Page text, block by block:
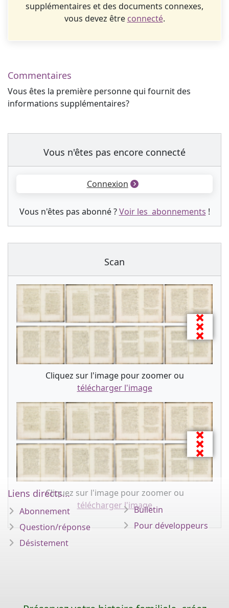
supplémentaires et des documents connexes,
vous devez être connecté.
Commentaires
Vous êtes la première personne qui fournit des
informations supplémentaires?
Vous n'êtes pas encore connecté
Connexion
Vous n'êtes pas abonné ?Voir les abonnements !
Scan
Cliquez sur l'image pour zoomer ou
télécharger l'image
Cliquez sur l'image pour zoomer ou
télécharger l'image
Liens directs...
Abonnement
Question/réponse
Désistement
Bulletin
Pour développeurs